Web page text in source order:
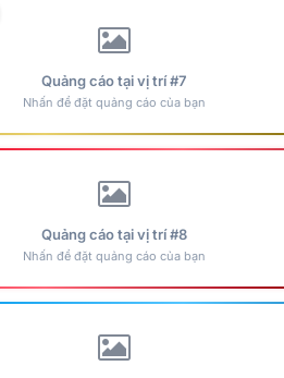
Quảng cáo tại vị trí #7
Nhấn để đặt quảng cáo của bạn
Quảng cáo tại vị trí #8
Nhấn để đặt quảng cáo của bạn